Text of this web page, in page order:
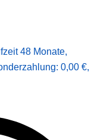
48 Monate,
0,00 €,